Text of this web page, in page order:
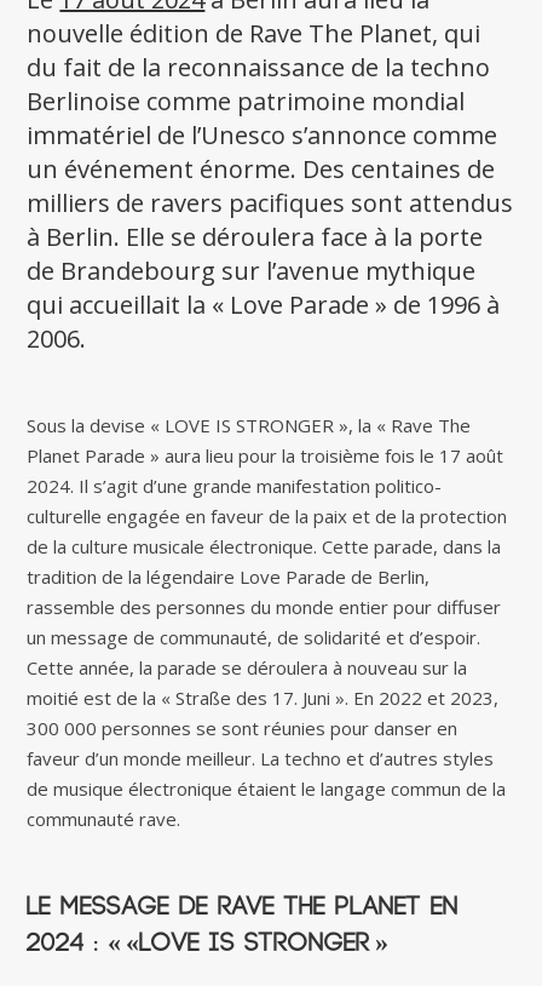
nouvelle édition de Rave The Planet, qui
du fait de la reconnaissance de la techno
Berlinoise comme patrimoine mondial
immatériel de l’Unesco s’annonce comme
un événement énorme. Des centaines de
milliers de ravers pacifiques sont attendus
à Berlin. Elle se déroulera face à la porte
de Brandebourg sur l’avenue mythique
qui accueillait la « Love Parade » de 1996 à
2006.
Sous la devise « LOVE IS STRONGER », la « Rave The
Planet Parade » aura lieu pour la troisième fois le 17 août
2024. Il s’agit d’une grande manifestation politico-
culturelle engagée en faveur de la paix et de la protection
de la culture musicale électronique. Cette parade, dans la
tradition de la légendaire Love Parade de Berlin,
rassemble des personnes du monde entier pour diffuser
un message de communauté, de solidarité et d’espoir.
Cette année, la parade se déroulera à nouveau sur la
moitié est de la « Straße des 17. Juni ». En 2022 et 2023,
300 000 personnes se sont réunies pour danser en
faveur d’un monde meilleur. La techno et d’autres styles
de musique électronique étaient le langage commun de la
communauté rave.
Le message de Rave The Planet en
2024 : « «Love Is Stronger »